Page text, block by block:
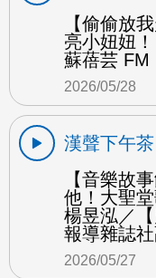
【偷偷放
亮小妞妞
蘇蓓芸 FM
2026/05/28
漢聲下午茶
【音樂故
他！大聖
楊昱泓／
報導雜誌
2026/05/27